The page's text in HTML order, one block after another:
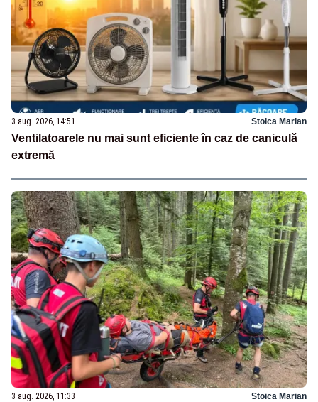
3 aug. 2026, 14:51 Stoica Marian
Ventilatoarele nu mai sunt eficiente în caz de caniculă
extremă
3 aug. 2026, 11:33 Stoica Marian